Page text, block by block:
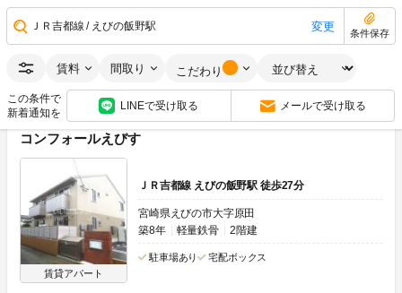
ＪＲ吉都線 えびの飯野駅 変更
条件保存
賃料 間取り こだわり
この条件で
新着通知を
LINEで受け取る メールで受け取る
画像：20枚
1LDK
ネット無料 南向き
空室状況をお問い合わせ
コンフォールえびす
賃貸アパート
ＪＲ吉都線 えびの飯野駅 徒歩27分
宮崎県えびの市大字原田
築8年
軽量鉄骨 2階建
駐車場あり 宅配ボックス